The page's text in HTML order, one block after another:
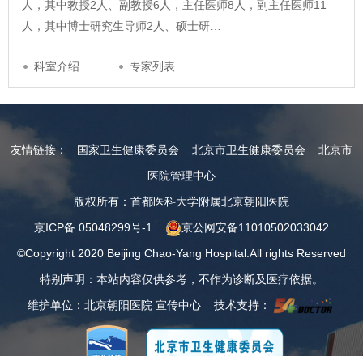
人，其中教授2人、副教授6人，主任医师8人，副主任医师11
人，其中博士研究生导师2人、硕士研…
科室介绍 专家列表
友情链接： 国家卫生健康委员会 北京市卫生健康委员会
北京市
医院管理中心
版权所有：首都医科大学附属北京朝阳医院
京ICP备 05048299号-1
京公网安备11010502033042
©Copyright 2020 Beijing Chao-Yang Hospital.All rights Reserved
特别声明：本站内容仅供参考，不作为诊断及医疗依据。
维护单位：北京朝阳医院 宣传中心 技术支持：